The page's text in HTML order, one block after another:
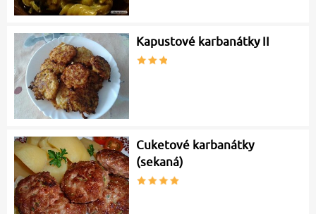
Kapustové karbanátky II
Cuketové karbanátky
(sekaná)